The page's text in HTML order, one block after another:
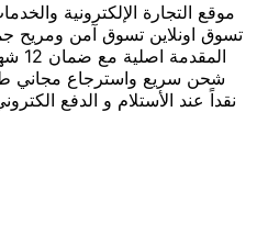
موقع التجارة الإلكترونية
تسوق اونلاين تسوق آمن ومريح
شحن سريع واسترجاع مجاني
نقداً عند الأستلام و الدفع